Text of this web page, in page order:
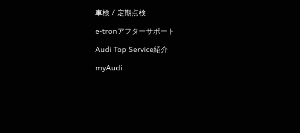
車検 / 定期点検
e-tronアフターサポート
Audi Top Service紹介
myAudi